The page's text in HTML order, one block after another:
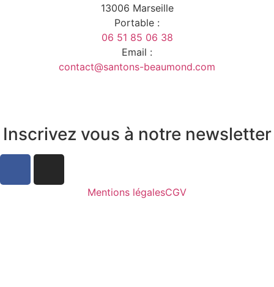
13006 Marseille
Portable :
06 51 85 06 38
Email :
contact@santons-beaumond.com
Inscrivez vous à notre newsletter
Mentions légalesCGV